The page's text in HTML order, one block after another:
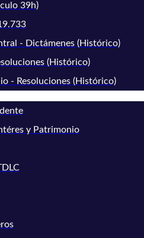
39h)
- Dictámenes (Histórico)
(Histórico)
- Resoluciones (Histórico)
y Patrimonio